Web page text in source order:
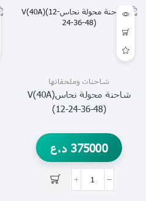
شاحنات وملحقاتها
شاحنة محولة نحاسV(40A)
(12-24-36-48)
375000 د.ع